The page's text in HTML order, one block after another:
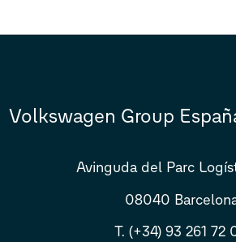
Volkswagen Group
Avinguda del Parc
08040
T. (+34) 93 261 72